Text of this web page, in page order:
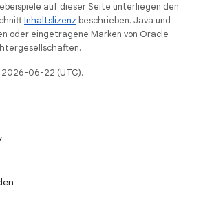
auf dieser Seite unterliegen den
Inhaltslizenz beschrieben. Java und
oder eingetragene Marken von Oracle
06-22 (UTC).